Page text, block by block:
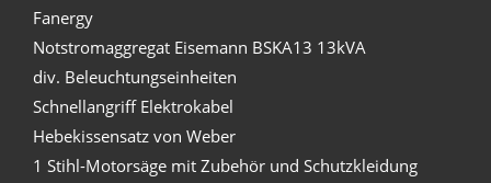
Fanergy
Notstromaggregat Eisemann BSKA13 13kVA
div. Beleuchtungseinheiten
Schnellangriff Elektrokabel
Hebekissensatz von Weber
1 Stihl-Motorsäge mit Zubehör und Schutzkleidung